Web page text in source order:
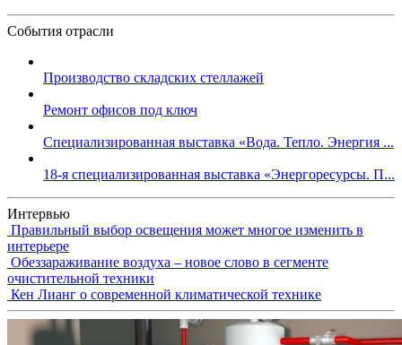
События отрасли
Производство складских стеллажей
Ремонт офисов под ключ
Специализированная выставка «Вода. Тепло. Энергия ...
18-я специализированная выставка «Энергоресурсы. П...
Интервью
Правильный выбор освещения может многое изменить в
интерьере
Обеззараживание воздуха – новое слово в сегменте
очистительной техники
Кен Лианг о современной климатической технике